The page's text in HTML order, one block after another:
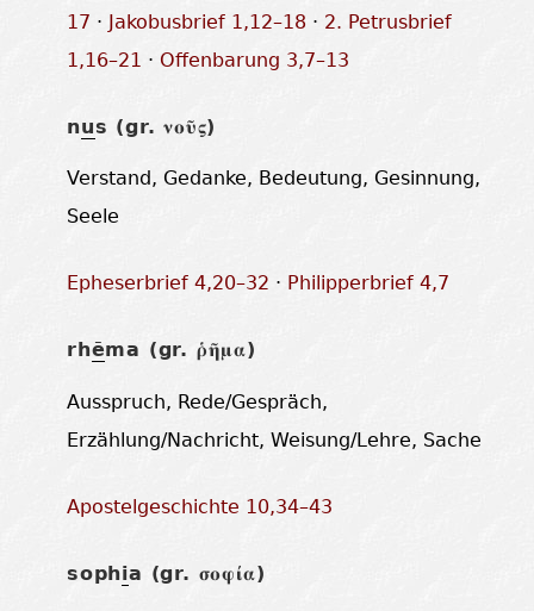
17 · Jakobusbrief 1,12–18 · 2. Petrusbrief
1,16–21 · Offenbarung 3,7–13
nus (gr.νοῦς)
Verstand, Gedanke, Bedeutung, Gesinnung,
Seele
Epheserbrief 4,20–32 · Philipperbrief 4,7
rhēma (gr. ῥῆμα)
Ausspruch, Rede/Gespräch,
Erzählung/Nachricht, Weisung/Lehre, Sache
Apostelgeschichte 10,34–43
sophia (gr. σοφία)